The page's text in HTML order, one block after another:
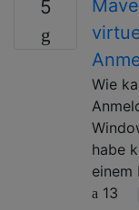
5
Wie
habe
einem
13